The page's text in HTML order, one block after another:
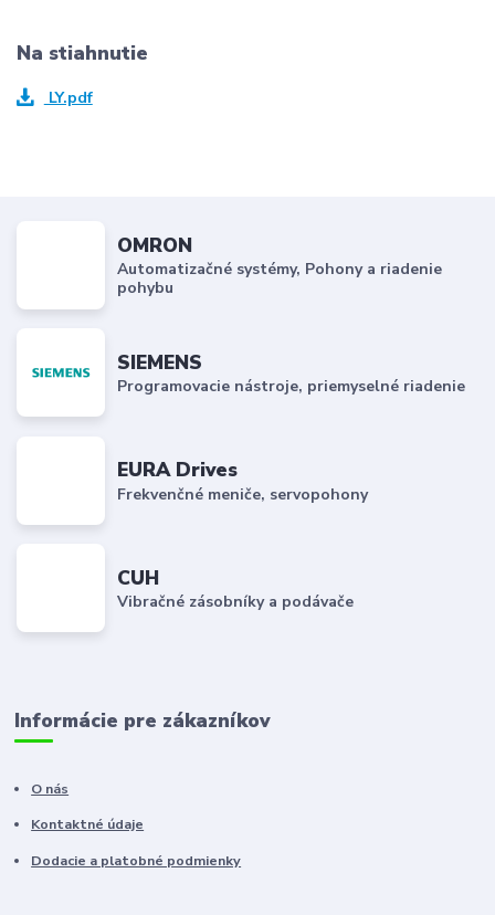
Na stiahnutie
LY.pdf
OMRON
Automatizačné systémy, Pohony a riadenie
pohybu
SIEMENS
Programovacie nástroje, priemyselné riadenie
EURA Drives
Frekvenčné meniče, servopohony
CUH
Vibračné zásobníky a podávače
Informácie pre zákazníkov
O nás
Kontaktné údaje
Dodacie a platobné podmienky